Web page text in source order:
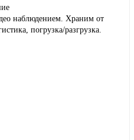
наблюдением. Храним от
погрузка/разгрузка.